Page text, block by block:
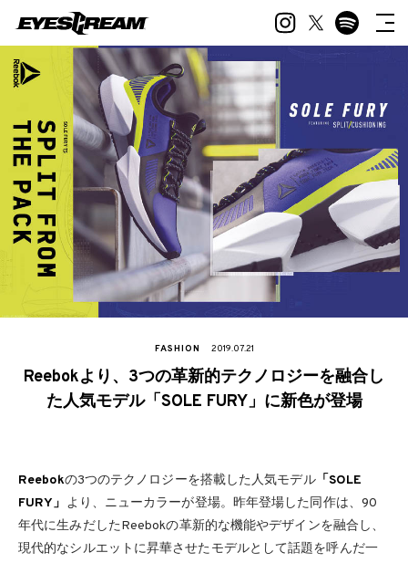
FASHION 2019.07.21
Reebokより、3つの革新的テクノロジーを融合し
た人気モデル「SOLE FURY」に新色が登場
Reebokの3つのテクノロジーを搭載した人気モデル「SOLE
FURY」 より、ニューカラーが登場。昨年登場した同作は、90
年代に生みだしたReebokの革新的な機能やデザインを融合し、
現代的なシルエットに昇華させたモデルとして話題を呼んだ一